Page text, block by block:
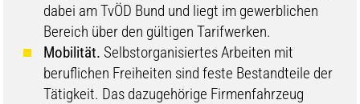
dabei am TvÖD Bund und liegt im gewerblichen
Bereich über den gültigen Tarifwerken.
Mobilität. Selbstorganisiertes Arbeiten mit
beruflichen Freiheiten sind feste Bestandteile der
Tätigkeit. Das dazugehörige Firmenfahrzeug